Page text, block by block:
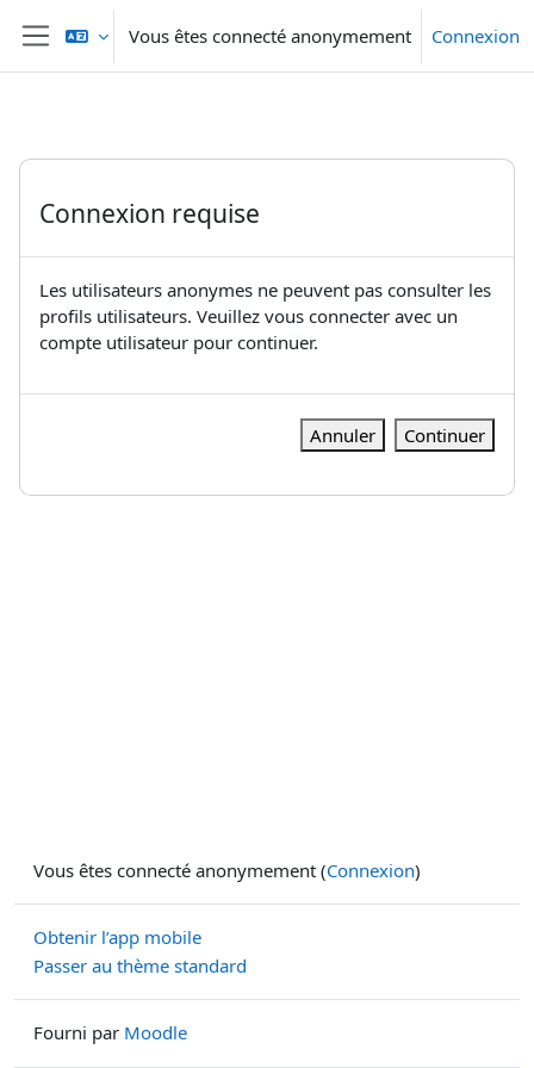
Passer au contenu principal
Panneau latéral
Vous êtes connecté anonymement Connexion
Connexion requise
Les utilisateurs anonymes ne peuvent pas consulter les
profils utilisateurs. Veuillez vous connecter avec un
compte utilisateur pour continuer.
Annuler Continuer
Vous êtes connecté anonymement (Connexion)
Obtenir l’app mobile
Passer au thème standard
Fourni par Moodle